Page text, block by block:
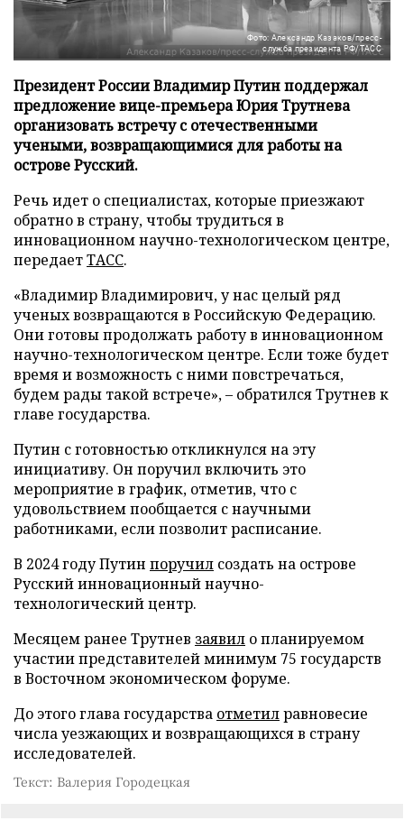
Фото: Александр Казаков/пресс-
служба президента РФ/ТАСС
Президент России Владимир Путин поддержал
предложение вице-премьера Юрия Трутнева
организовать встречу с отечественными
учеными, возвращающимися для работы на
острове Русский.
Речь идет о специалистах, которые приезжают
обратно в страну, чтобы трудиться в
инновационном научно-технологическом центре,
передаетТАСС.
«Владимир Владимирович, у нас целый ряд
ученых возвращаются в Российскую Федерацию.
Они готовы продолжать работу в инновационном
научно-технологическом центре. Если тоже будет
время и возможность с ними повстречаться,
будем рады такой встрече», – обратился Трутнев к
главе государства.
Путин с готовностью откликнулся на эту
инициативу. Он поручил включить это
мероприятие в график, отметив, что с
удовольствием пообщается с научными
работниками, если позволит расписание.
В 2024 году Путин поручил создать на острове
Русский инновационный научно-
технологический центр.
Месяцем ранее Трутнев заявил о планируемом
участии представителей минимум 75 государств
в Восточном экономическом форуме.
До этого глава государства отметилравновесие
числа уезжающих и возвращающихся в страну
исследователей.
Текст: Валерия Городецкая